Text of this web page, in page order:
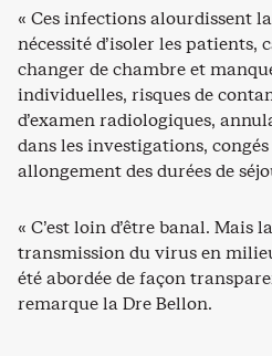
« Ces infections alourdissent
nécessité d’isoler les patients,
changer de chambre et
individuelles, risques de
d’examen radiologiques,
dans les investigations,
allongement des durées de
« C’est loin d’être banal. Mais
transmission du virus en
été abordée de façon
remarque la Dre Bellon.